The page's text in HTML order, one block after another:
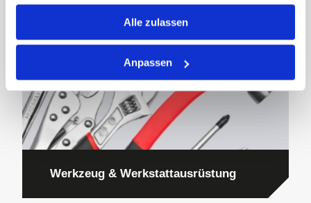
gesammelt haben.
Alle zulassen
Anpassen
Werkzeug & Werkstattausrüstung